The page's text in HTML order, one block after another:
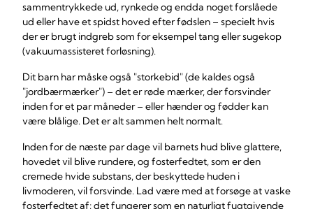
sammentrykkede ud, rynkede og endda noget forslåede
ud eller have et spidst hoved efter fødslen – specielt hvis
der er brugt indgreb som for eksempel tang eller sugekop
(vakuumassisteret forløsning).
Dit barn har måske også "storkebid" (de kaldes også
"jordbærmærker") – det er røde mærker, der forsvinder
inden for et par måneder – eller hænder og fødder kan
være blålige. Det er alt sammen helt normalt.
Inden for de næste par dage vil barnets hud blive glattere,
hovedet vil blive rundere, og fosterfedtet, som er den
cremede hvide substans, der beskyttede huden i
livmoderen, vil forsvinde. Lad være med at forsøge at vaske
fosterfedtet af; det fungerer som en naturligt fugtgivende